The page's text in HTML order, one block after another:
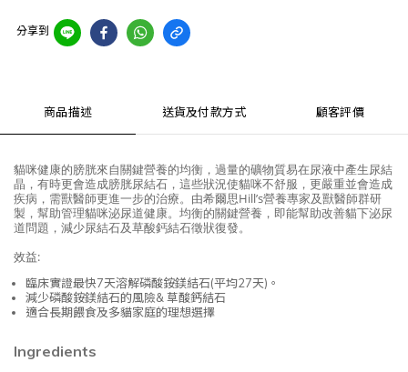
分享到
商品描述 送貨及付款方式 顧客評價
貓咪健康的膀胱來自關鍵營養的均衡，過量的礦物質易在尿液中產生尿結
晶，有時更會造成膀胱尿結石，這些狀況使貓咪不舒服，更嚴重並會造成
疾病，需獸醫師更進一步的治療。 由希爾思Hill’s營養專家及獸醫師群研
製，幫助管理貓咪泌尿道健康。均衡的關鍵營養，即能幫助改善貓下泌尿
道問題 ， 減少尿結石及草酸鈣結石徵狀復發。
效益:
臨床實證最快7天溶解磷酸銨鎂結石(平均27天)。
減少磷酸銨鎂結石的風險& 草酸鈣結石
適合長期餵食及多貓家庭的理想選擇
Ingredients